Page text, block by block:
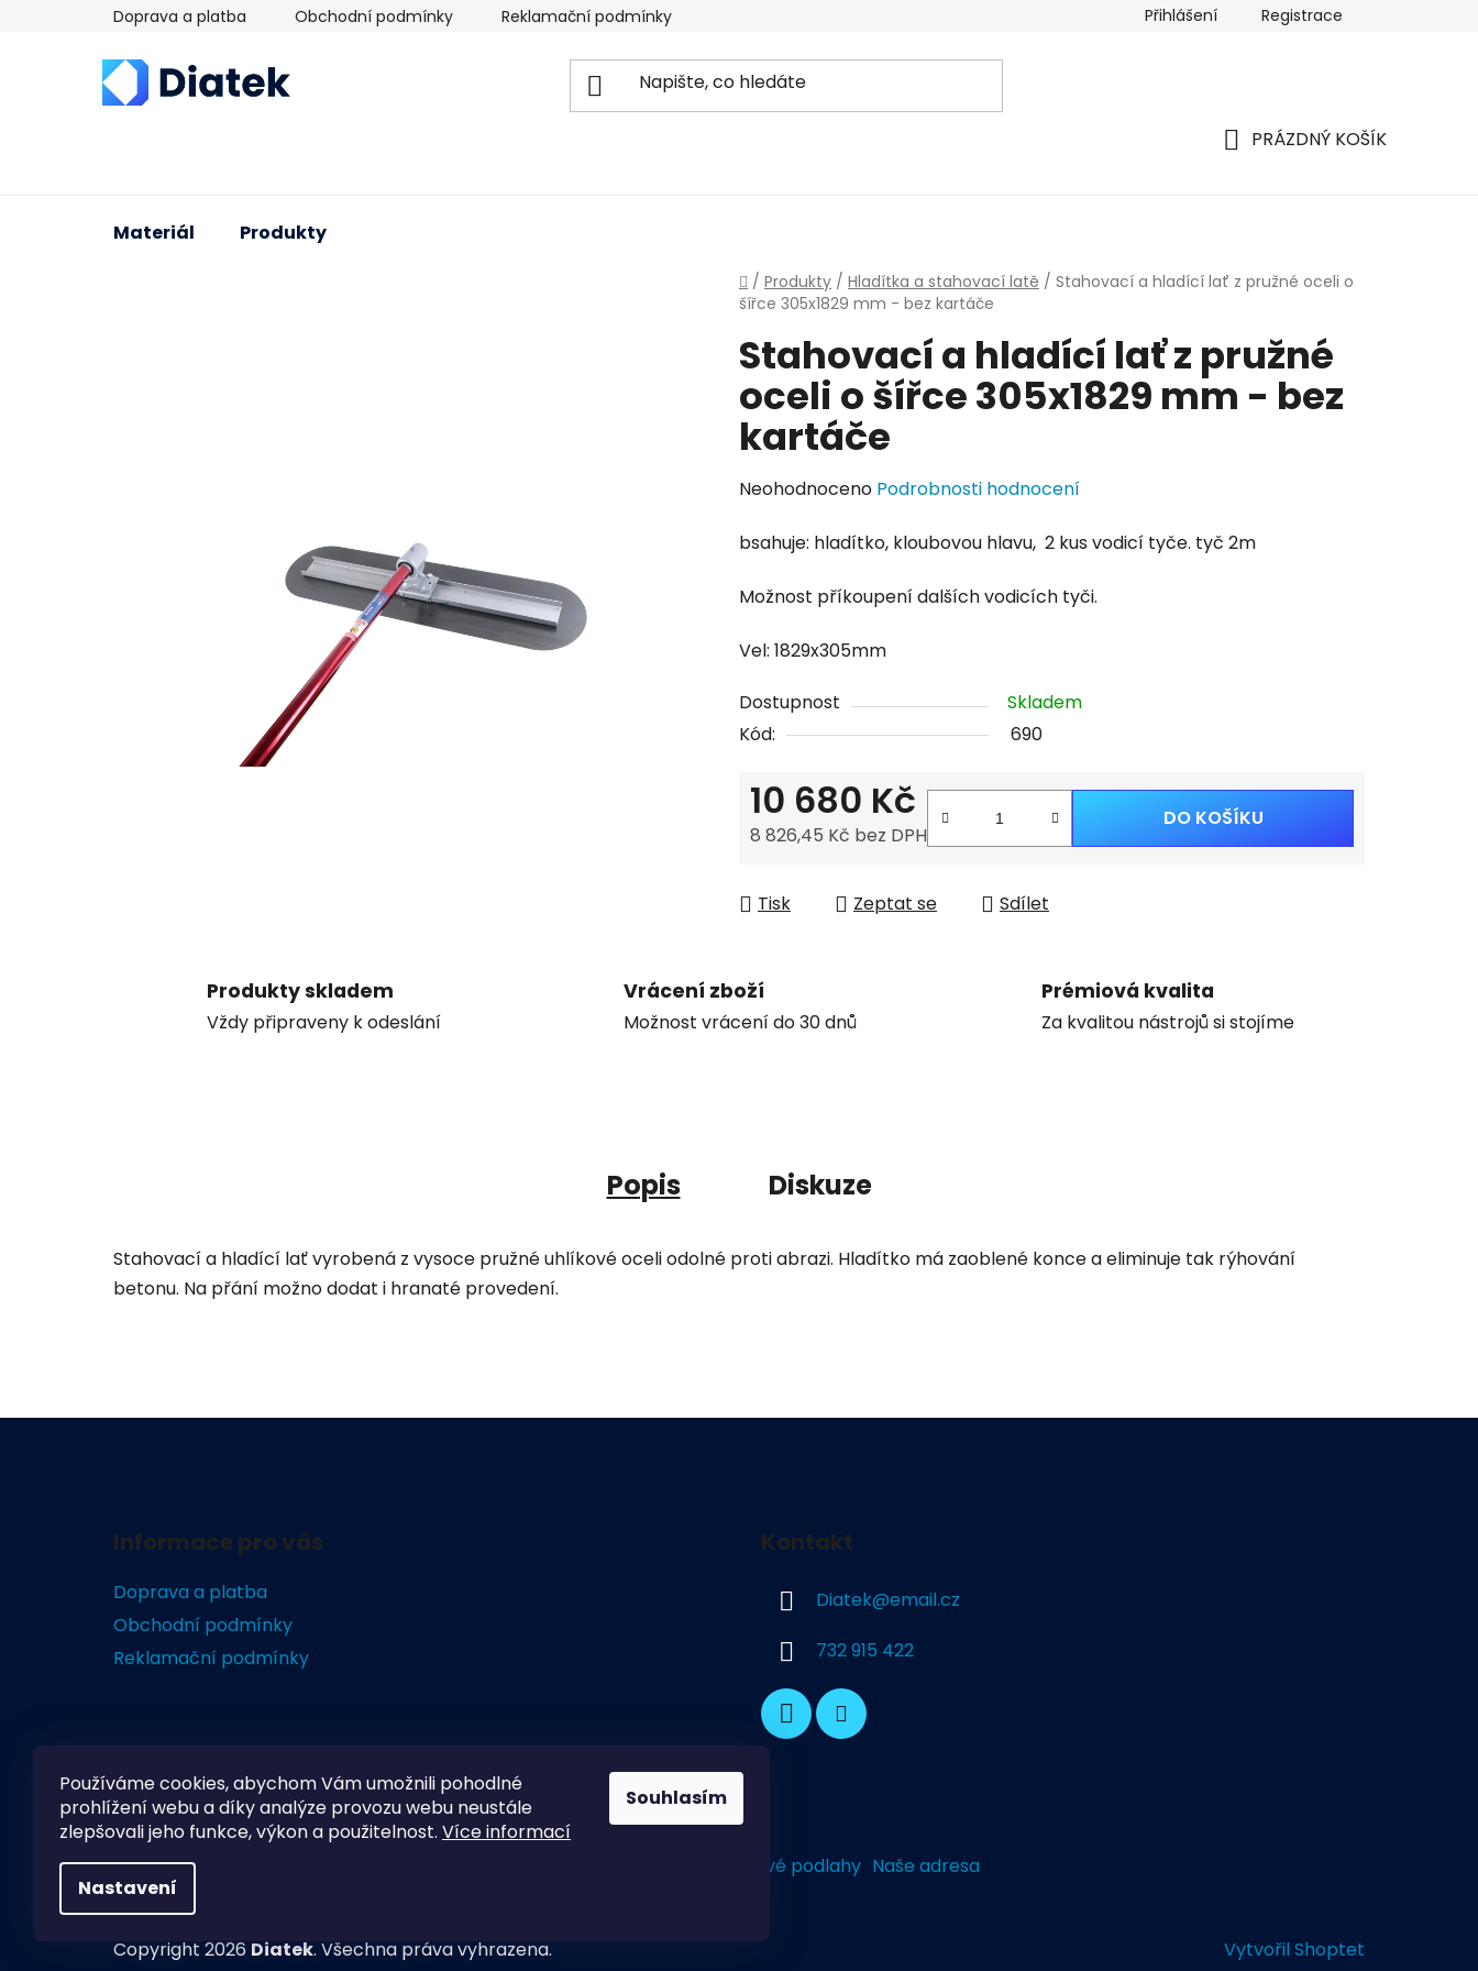
Používáme cookies, abychom Vám umožnili pohodlné
prohlížení webu a díky analýze provozu webu neustále
zlepšovali jeho funkce, výkon a použitelnost. Více informací
Nastavení
Souhlasím
Doprava a platba Obchodní podmínky Reklamační podmínky Přihlášení Registrace
PRÁZDNÝ KOŠÍK
Materiál Produkty
Domů
/ Produkty / Hladítka a stahovací latě / Stahovací a hladící lať z pružné oceli o
šířce 305x1829 mm - bez kartáče
Stahovací a hladící lať z pružné
oceli o šířce 305x1829 mm - bez
kartáče
Průměrné
produktu
0,0
hvězdiček.
Neohodnoceno Podrobnosti hodnocení
bsahuje: hladítko, kloubovou hlavu, 2 kus vodicí tyče. tyč 2m
Možnost příkoupení dalších vodicích tyči.
Vel: 1829x305mm
Dostupnost
Skladem
Kód:
690
10 680 Kč
8 826,45 Kč bez DPH
DO KOŠÍKU
Tisk Zeptat se Sdílet
Produkty skladem
Vždy připraveny k odeslání
Vrácení zboží
Možnost vrácení do 30 dnů
Prémiová kvalita
Za kvalitou nástrojů si stojíme
Popis Diskuze
Stahovací a hladící lať vyrobená z vysoce pružné uhlíkové oceli odolné proti abrazi. Hladítko má zaoblené konce a eliminuje tak rýhování
betonu. Na přání možno dodat i hranaté provedení.
Informace pro vás
Doprava a platba
Obchodní podmínky
Reklamační podmínky
Kontakt
Diatek@email.cz
732 915 422
Průmyslové podlahy Naše adresa
Vytvořil Shoptet
Copyright 2026Diatek. Všechna práva vyhrazena.